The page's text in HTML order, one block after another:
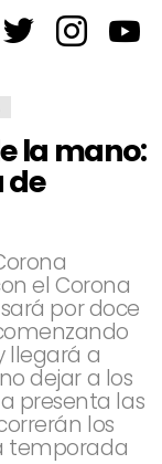
la mano:
de
el Corona
por doce
llegará a
dejar a los
presenta las
los
temporada